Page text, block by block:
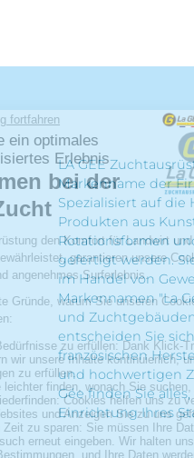
LA GEE
Markenname der
Spezialisiert auf die
Produkten aus
Rotationsformen
gefertigt werden.
im Handel von
Markennamen "La
und
entscheiden Sie
französischen
und hochwertigen
Gée finden Sie
Einrichtung Ihres